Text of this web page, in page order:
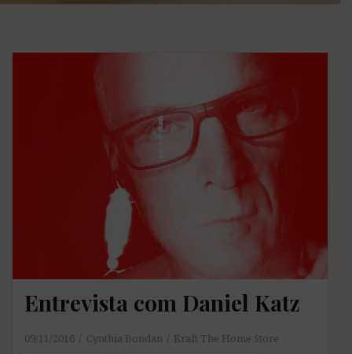
Entrevista com Daniel Katz
09/11/2016 Cynthia Bondan Kraft The Home Store